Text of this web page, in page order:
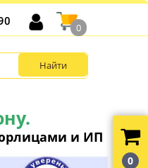
и ИП
0
0